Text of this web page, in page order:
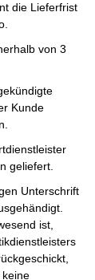
die Lieferfrist
von 3
Kunde
geliefert.
Unterschrift
ist,